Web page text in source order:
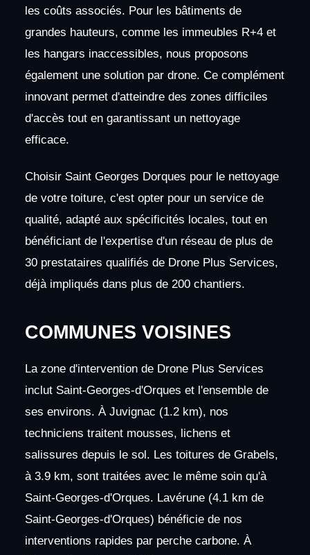
les coûts associés. Pour les bâtiments de
grandes hauteurs, comme les immeubles R+4 et
les hangars inaccessibles, nous proposons
également une solution par drone. Ce complément
innovant permet d'atteindre des zones difficiles
d'accès tout en garantissant un nettoyage
efficace.
Choisir Saint Georges Dorques pour le nettoyage
de votre toiture, c'est opter pour un service de
qualité, adapté aux spécificités locales, tout en
bénéficiant de l'expertise d'un réseau de plus de
30 prestataires qualifiés de Drone Plus Services,
déjà impliqués dans plus de 200 chantiers.
COMMUNES VOISINES
La zone d'intervention de Drone Plus Services
inclut Saint-Georges-d'Orques et l'ensemble de
ses environs. À Juvignac (1.2 km), nos
techniciens traitent mousses, lichens et
salissures depuis le sol. Les toitures de Grabels,
à 3.9 km, sont traitées avec le même soin qu'à
Saint-Georges-d'Orques. Lavérune (4.1 km de
Saint-Georges-d'Orques) bénéficie de nos
interventions rapides par perche carbone. À